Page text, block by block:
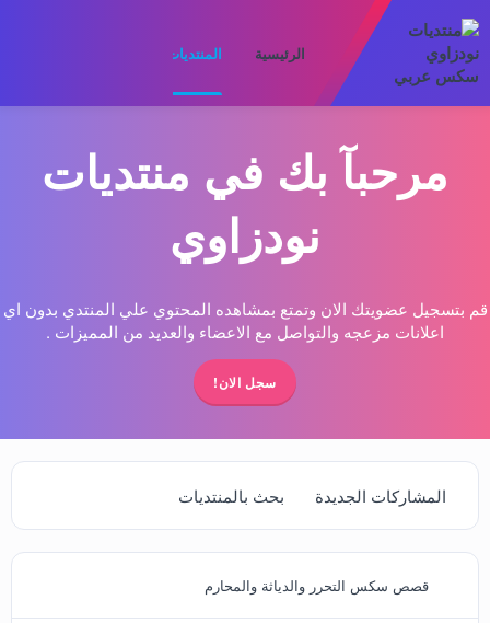
الرئيسية المنتديات
مرحبآ بك في منتديات
نودزاوي
قم بتسجيل عضويتك الان وتمتع بمشاهده المحتوي علي المنتدي بدون اي
اعلانات مزعجه والتواصل مع الاعضاء والعديد من المميزات .
سجل الان!
المشاركات الجديدة بحث بالمنتديات
قصص سكس التحرر والدياثة والمحارم